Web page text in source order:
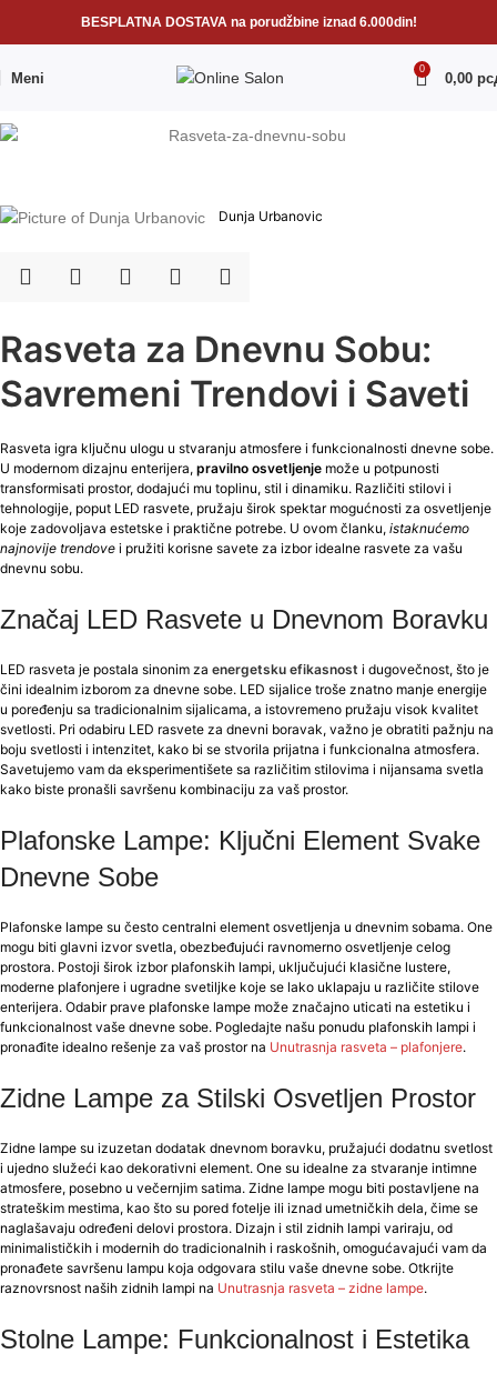
BESPLATNA DOSTAVA na porudžbine iznad 6.000din!
Meni
0
0,00
Dunja Urbanovic
Rasveta za Dnevnu Sobu:
Savremeni Trendovi i Saveti
Rasveta igra ključnu ulogu u stvaranju atmosfere i funkcionalnosti dnevne sobe.
U modernom dizajnu enterijera, pravilno osvetljenje može u potpunosti
transformisati prostor, dodajući mu toplinu, stil i dinamiku. Različiti stilovi i
tehnologije, poput LED rasvete, pružaju širok spektar mogućnosti za osvetljenje
koje zadovoljava estetske i praktične potrebe. U ovom članku, istaknućemo
najnovije trendove i pružiti korisne savete za izbor idealne rasvete za vašu
dnevnu sobu.
Značaj LED Rasvete u Dnevnom Boravku
LED rasveta je postala sinonim za energetsku efikasnost i dugovečnost, što je
čini idealnim izborom za dnevne sobe. LED sijalice troše znatno manje energije
u poređenju sa tradicionalnim sijalicama, a istovremeno pružaju visok kvalitet
svetlosti. Pri odabiru LED rasvete za dnevni boravak, važno je obratiti pažnju na
boju svetlosti i intenzitet, kako bi se stvorila prijatna i funkcionalna atmosfera.
Savetujemo vam da eksperimentišete sa različitim stilovima i nijansama svetla
kako biste pronašli savršenu kombinaciju za vaš prostor.
Plafonske Lampe: Ključni Element Svake
Dnevne Sobe
Plafonske lampe su često centralni element osvetljenja u dnevnim sobama. One
mogu biti glavni izvor svetla, obezbeđujući ravnomerno osvetljenje celog
prostora. Postoji širok izbor plafonskih lampi, uključujući klasične lustere,
moderne plafonjere i ugradne svetiljke koje se lako uklapaju u različite stilove
enterijera. Odabir prave plafonske lampe može značajno uticati na estetiku i
funkcionalnost vaše dnevne sobe. Pogledajte našu ponudu plafonskih lampi i
pronađite idealno rešenje za vaš prostor na Unutrasnja rasveta – plafonjere.
Zidne Lampe za Stilski Osvetljen Prostor
Zidne lampe su izuzetan dodatak dnevnom boravku, pružajući dodatnu svetlost
i ujedno služeći kao dekorativni element. One su idealne za stvaranje intimne
atmosfere, posebno u večernjim satima. Zidne lampe mogu biti postavljene na
strateškim mestima, kao što su pored fotelje ili iznad umetničkih dela, čime se
naglašavaju određeni delovi prostora. Dizajn i stil zidnih lampi variraju, od
minimalističkih i modernih do tradicionalnih i raskošnih, omogućavajući vam da
pronađete savršenu lampu koja odgovara stilu vaše dnevne sobe. Otkrijte
raznovrsnost naših zidnih lampi na Unutrasnja rasveta – zidne lampe.
Stolne Lampe: Funkcionalnost i Estetika